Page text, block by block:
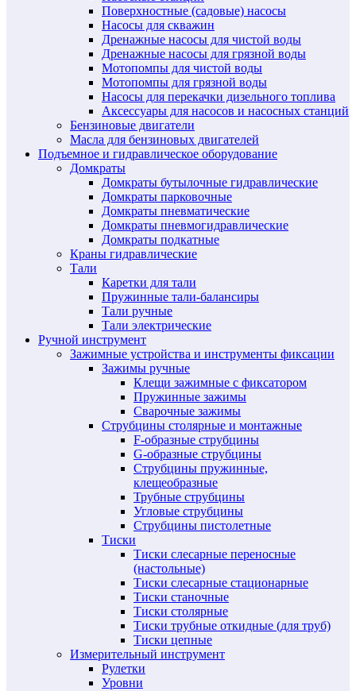
Поверхностные (садовые) насосы
Насосы для скважин
Дренажные насосы для чистой воды
Дренажные насосы для грязной воды
Мотопомпы для чистой воды
Мотопомпы для грязной воды
Насосы для перекачки дизельного топлива
Аксессуары для насосов и насосных станций
Бензиновые двигатели
Масла для бензиновых двигателей
Подъемное и гидравлическое оборудование
Домкраты
Домкраты бутылочные гидравлические
Домкраты парковочные
Домкраты пневматические
Домкраты пневмогидравлические
Домкраты подкатные
Краны гидравлические
Тали
Каретки для тали
Пружинные тали-балансиры
Тали ручные
Тали электрические
Ручной инструмент
Зажимные устройства и инструменты фиксации
Зажимы ручные
Клещи зажимные с фиксатором
Пружинные зажимы
Сварочные зажимы
Струбцины столярные и монтажные
F-образные струбцины
G-образные струбцины
Струбцины пружинные,
клещеобразные
Трубные струбцины
Угловые струбцины
Струбцины пистолетные
Тиски
Тиски слесарные переносные
(настольные)
Тиски слесарные стационарные
Тиски станочные
Тиски столярные
Тиски трубные откидные (для труб)
Тиски цепные
Измерительный инструмент
Рулетки
Уровни